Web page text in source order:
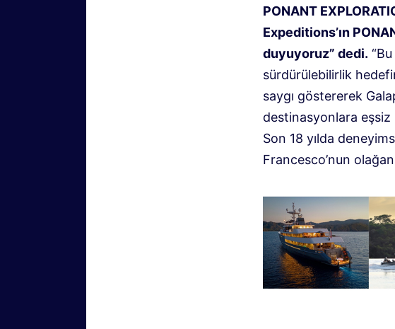
PONANT
Expeditions’ın
duyuyoruz” dedi.
sürdürülebilirlik
saygı göstererek
destinasyonlara eşsiz
Son 18 yılda
Francesco’nun